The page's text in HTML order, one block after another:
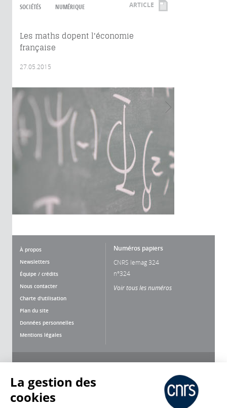
SOCIÉTÉS NUMÉRIQUE ARTICLE
Les maths dopent l'économie
française
27.05.2015
À propos
Newsletters
Équipe / crédits
Nous contacter
Charte d'utilisation
Plan du site
Données personnelles
Mentions légales
Numéros papiers
CNRS lemag 324
n°324
Voir tous les numéros
La gestion des
cookies